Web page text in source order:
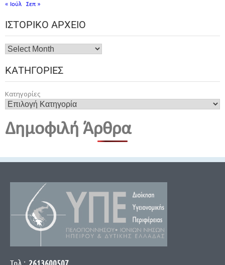
« Ιούλ Σεπ »
ΙΣΤΟΡΙΚΌ ΑΡΧΕΊΟ
ΚΑΤΗΓΟΡΊΕΣ
Κατηγορίες
Δημοφιλή Άρθρα